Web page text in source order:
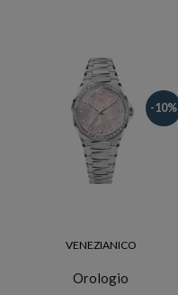
-10%
VENEZIANICO
Orologio